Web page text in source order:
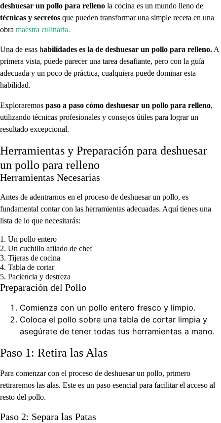
deshuesar un pollo para relleno la cocina es un mundo lleno de
técnicas y secretos que pueden transformar una simple receta en una
obra maestra culinaria.
Una de esas habilidades es la de deshuesar un pollo para relleno.A
primera vista, puede parecer una tarea desafiante, pero con la guía
adecuada y un poco de práctica, cualquiera puede dominar esta
habilidad.
Exploraremos paso a paso cómo deshuesar un pollo para relleno,
utilizando técnicas profesionales y consejos útiles para lograr un
resultado excepcional.
Herramientas y Preparación para deshuesar
un pollo para relleno
Herramientas Necesarias
Antes de adentrarnos en el proceso de deshuesar un pollo, es
fundamental contar con las herramientas adecuadas. Aquí tienes una
lista de lo que necesitarás:
1. Un pollo entero
2. Un cuchillo afilado de chef
3. Tijeras de cocina
4. Tabla de cortar
5. Paciencia y destreza
Preparación del Pollo
Comienza con un pollo entero fresco y limpio.
Coloca el pollo sobre una tabla de cortar limpia y
asegúrate de tener todas tus herramientas a mano.
Paso 1: Retira las Alas
Para comenzar con el proceso de deshuesar un pollo, primero
retiraremos las alas. Este es un paso esencial para facilitar el acceso al
resto del pollo.
Paso 2: Separa las Patas